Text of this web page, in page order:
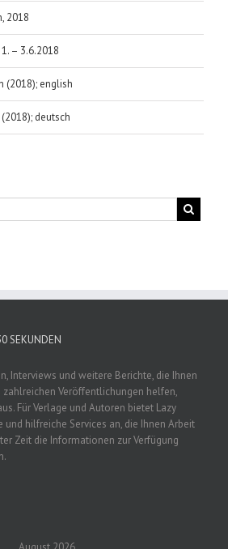
2018
– 3.6.2018
(2018); english
deutsch
SEKUNDEN
Interviews und weitere Berichte, die Ihnen
Veröffentlichungen helfen,
Für Verlage und Autoren bietet Lazy
hilfreiche Services an, die Ihnen Arbeit
Zeit die Informationen zur Verfügung